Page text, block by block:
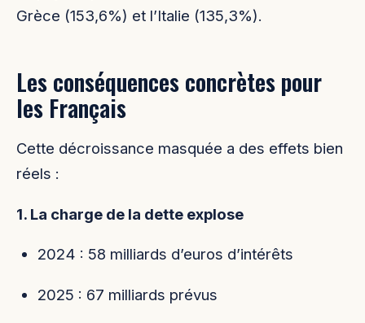
Grèce (153,6%) et l’Italie (135,3%).
Les conséquences concrètes pour
les Français
Cette décroissance masquée a des effets bien
réels :
1. La charge de la dette explose
2024 : 58 milliards d’euros d’intérêts
2025 : 67 milliards prévus